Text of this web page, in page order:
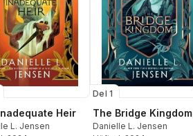
Heir
L. Jensen
Del 1
The Bridge Kingdom
Danielle L. Jensen